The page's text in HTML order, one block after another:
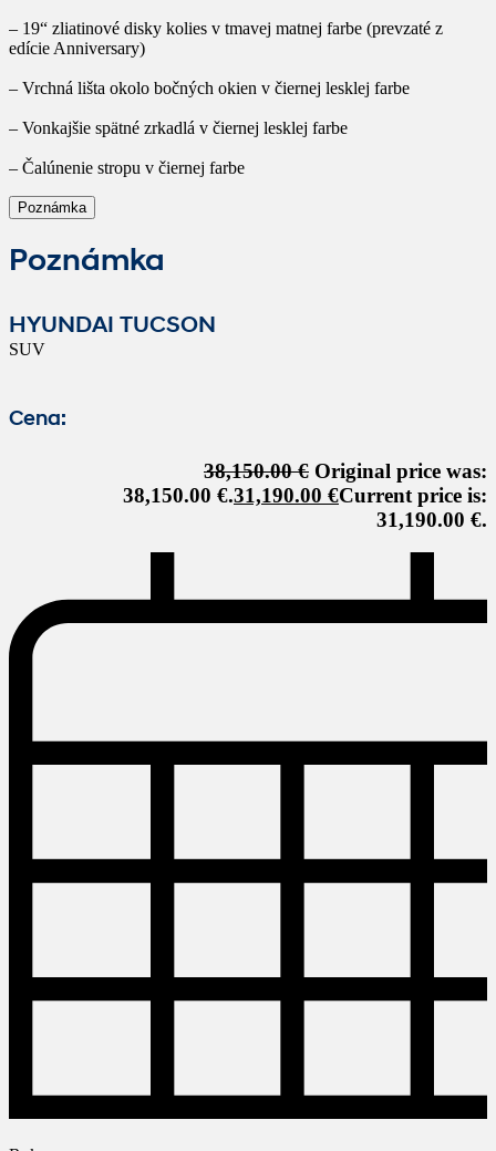
– 19“ zliatinové disky kolies v tmavej matnej farbe (prevzaté z
edície Anniversary)
– Vrchná lišta okolo bočných okien v čiernej lesklej farbe
– Vonkajšie spätné zrkadlá v čiernej lesklej farbe
– Čalúnenie stropu v čiernej farbe
Poznámka
Poznámka
HYUNDAI TUCSON
SUV
Cena:
38,150.00€ Original price was:
38,150.00 €.31,190.00 €Current price is:
31,190.00 €.